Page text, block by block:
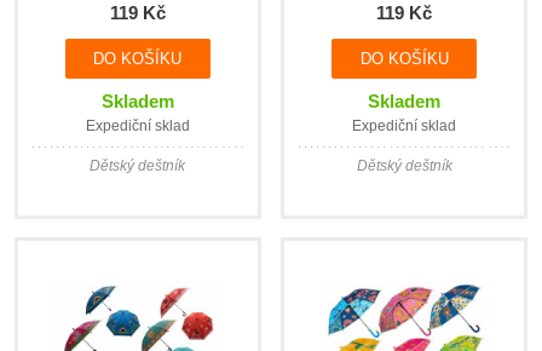
119 Kč
Skladem
Expediční sklad
Dětský deštník
119 Kč
Skladem
Expediční sklad
Dětský deštník